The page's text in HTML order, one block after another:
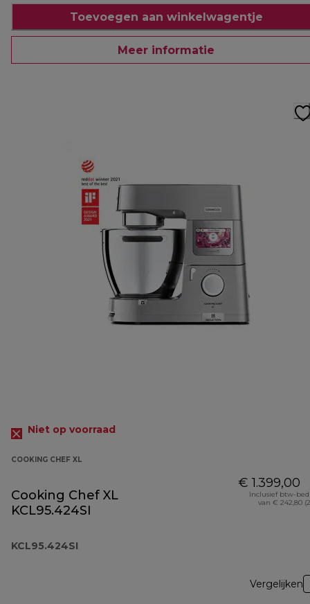
Toevoegen aan winkelwagentje
Meer informatie
Niet op voorraad
COOKING CHEF XL
Cooking Chef XL
KCL95.424SI
KCL95.424SI
€ 1.399,00
Inclusief btw-
van € 242,80
Vergelijken